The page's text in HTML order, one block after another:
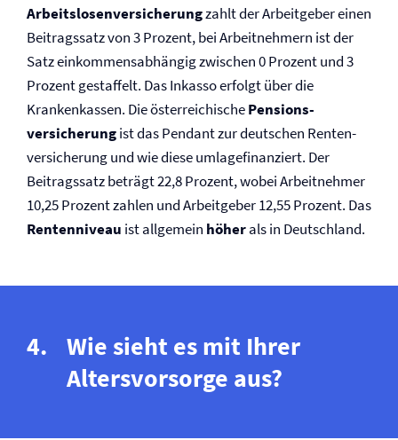
Arbeitslosen­versicherungzahlt der Arbeitgeber einen
Beitragssatz von 3 Prozent, bei Arbeitnehmern ist der
Satz einkommensabhängig zwischen 0 Prozent und 3
Prozent gestaffelt. Das Inkasso erfolgt über die
Krankenkassen. Die österreichischePensions­
versicherungist das Pendant zur deutschen Renten­
versicherung und wie diese umlagefinanziert. Der
Beitragssatz beträgt 22,8 Prozent, wobei Arbeitnehmer
10,25 Prozent zahlen und Arbeitgeber 12,55 Prozent. Das
Rentenniveau ist allgemein höherals in Deutschland.
Wie sieht es mit Ihrer
Altersvorsorge aus?